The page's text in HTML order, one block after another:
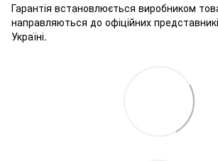
Гарантія встановлюється виробником
направляються до офіційних
Україні.